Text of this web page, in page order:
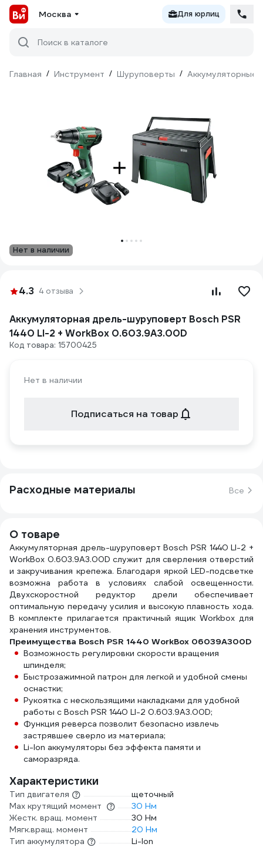
Москва Для юрлиц
Поиск в каталоге
Главная / Инструмент / Шуруповерты / Аккумуляторные
Нет в наличии
4.3 4 отзыва
Аккумуляторная дрель-шуруповерт Bosch PSR
1440 LI-2 + WorkBox 0.603.9A3.00D
Код товара: 15700425
Нет в наличии
Подписаться на товар
Расходные материалы Все
О товаре
Аккумуляторная дрель-шуруповерт Bosch PSR 1440 LI-2 +
WorkBox 0.603.9A3.00D служит для сверления отверстий
и закручивания крепежа. Благодаря яркой LED-подсветке
возможна работа в условиях слабой освещенности.
Двухскоростной редуктор дрели обеспечивает
оптимальную передачу усилия и высокую плавность хода.
В комплекте прилагается практичный ящик Workbox для
хранения инструментов.
Преимущества Bosch PSR 1440 WorkBox 06039A300D
Возможность регулировки скорости вращения
шпинделя;
Быстрозажимной патрон для легкой и удобной смены
оснастки;
Рукоятка с нескользящими накладками для удобной
работы с Bosch PSR 1440 LI-2 0.603.9A3.00D;
Функция реверса позволит безопасно извлечь
застрявшее сверло из материала;
Li-Ion аккумуляторы без эффекта памяти и
саморазряда.
Характеристики
Тип двигателя
щеточный
Max крутящий момент
30 Нм
Жестк. вращ. момент
30 Нм
Мягк.вращ. момент
20 Нм
Тип аккумулятора
Li-Ion